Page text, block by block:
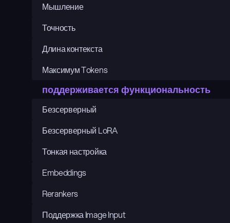
Мышление
Точность
Длина контекста
Максимум Tokens
поддерживается функциональность
Безсерверный
Безсерверный LoRA
Тонкая настройка
Embeddings
Rerankers
Поддержка Image Input